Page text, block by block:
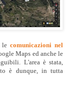
le comunicazioni nel
Maps ed anche le
L'area è stata,
è dunque, in tutta